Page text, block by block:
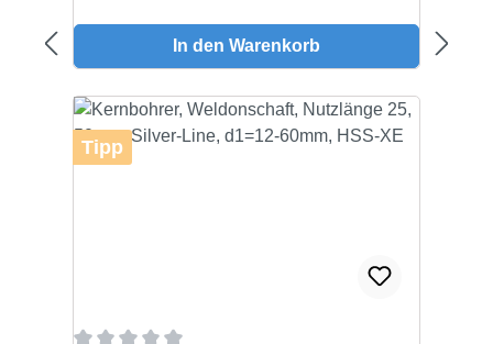
In den Warenkorb
Tipp